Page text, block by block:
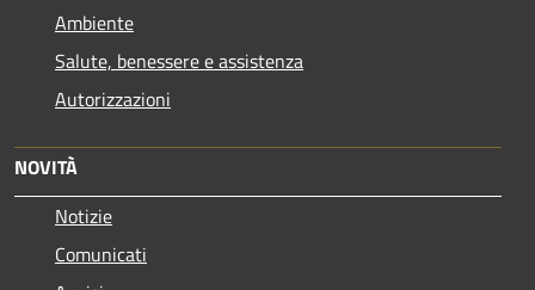
Ambiente
Salute, benessere e assistenza
Autorizzazioni
NOVITÀ
Notizie
Comunicati